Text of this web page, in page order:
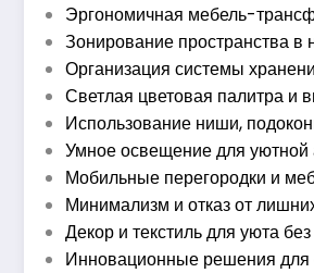
Эргономичная мебель-
Зонирование пространства в
Организация системы
Светлая цветовая палитра и
Использование ниши,
Умное освещение для
Мобильные перегородки и
Минимализм и отказ от
Декор и текстиль для уюта
Инновационные решения для